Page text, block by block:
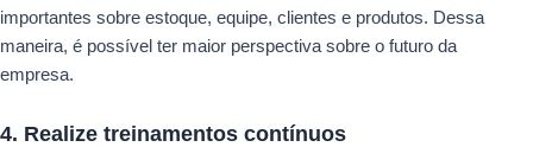
importantes sobre estoque, equipe, clientes e produtos. Dessa
maneira, é possível ter maior perspectiva sobre o futuro da
empresa.
4. Realize treinamentos contínuos